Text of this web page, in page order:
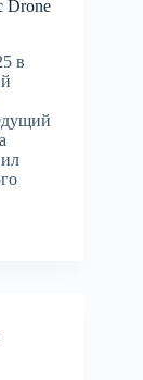
Drone
в